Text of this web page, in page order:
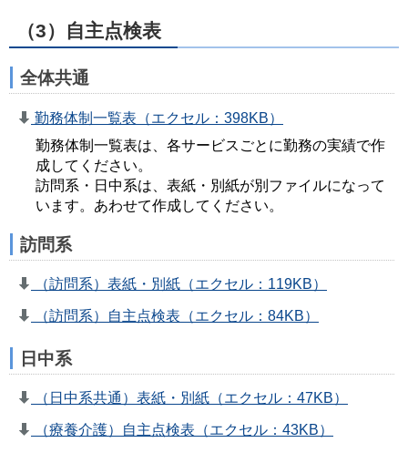
（3）自主点検表
全体共通
勤務体制一覧表（エクセル：398KB）
勤務体制一覧表は、各サービスごとに勤務の実績で作
成してください。
訪問系・日中系は、表紙・別紙が別ファイルになって
います。あわせて作成してください。
訪問系
（訪問系）表紙・別紙（エクセル：119KB）
（訪問系）自主点検表（エクセル：84KB）
日中系
（日中系共通）表紙・別紙（エクセル：47KB）
（療養介護）自主点検表（エクセル：43KB）